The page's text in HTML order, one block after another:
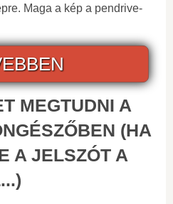
Maga a kép a pendrive-
MEGTUDNI A
(HA
A JELSZÓT A